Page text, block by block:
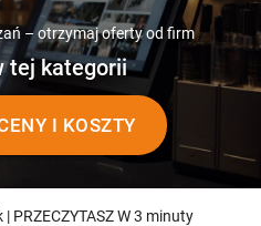
– otrzymaj oferty od firm
tej kategorii
I KOSZTY
W 3 minuty